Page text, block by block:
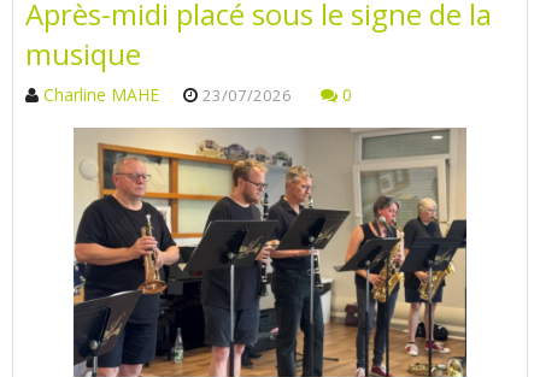
Après-midi placé sous le signe de la
musique
Charline MAHE 23/07/2026 0